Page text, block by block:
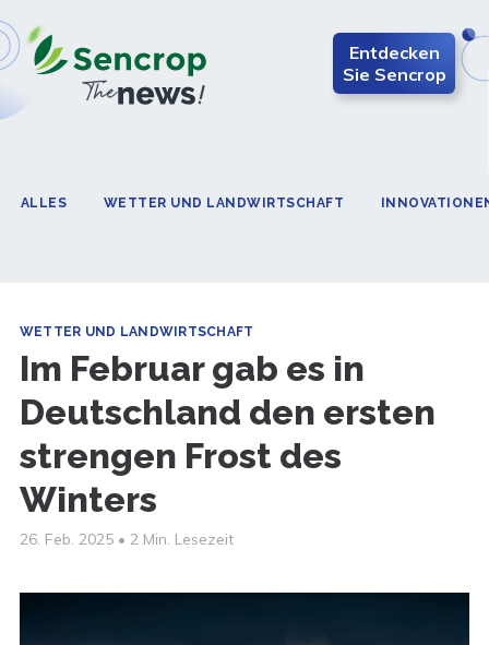
Entdecken
Sie Sencrop
ALLES WETTER UND LANDWIRTSCHAFT
WETTER UND LANDWIRTSCHAFT
Im Februar gab es in
Deutschland den ersten
strengen Frost des
Winters
26. Feb. 2025 • 2 Min. Lesezeit